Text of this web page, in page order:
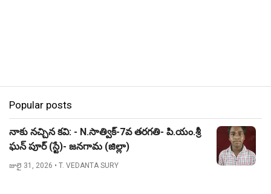
Popular posts
నాకు నచ్చిన కవి: - N.సాత్విక్-7వ తరగతి- పి.యం.శ్రీ
ఘన్ పూర్ (స్టే)- జనగామ (జిల్లా)
జులై 31, 2026 • T. VEDANTA SURY